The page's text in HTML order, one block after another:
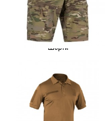
Шорти